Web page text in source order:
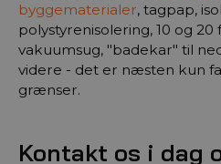
byggematerialer, tagpap,
polystyrenisolering, 10 og
vakuumsug, "badekar" til
videre - det er næsten kun
grænser.
Kontakt os i dag